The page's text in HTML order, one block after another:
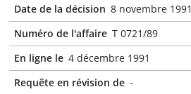
Date de la décision 8 novembre 1991
Numéro de l'affaire T 0721/89
En ligne le 4 décembre 1991
Requête en révision de -